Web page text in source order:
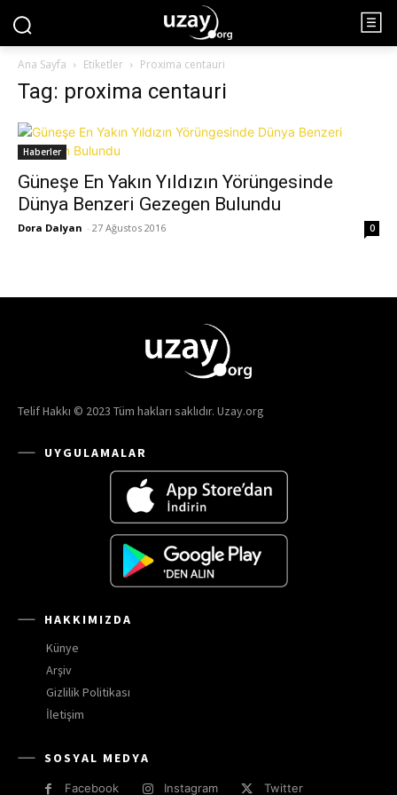
Ana Sayfa Etiketler Proxima centauri
Tag: proxima centauri
Haberler
Güneşe En Yakın Yıldızın Yörüngesinde
Dünya Benzeri Gezegen Bulundu
Dora Dalyan - 27 Ağustos 2016 0
Telif Hakkı © 2023 Tüm hakları saklıdır. Uzay.org
UYGULAMALAR
HAKKIMIZDA
Künye
Arşiv
Gizlilik Politikası
İletişim
SOSYAL MEDYA
Facebook Instagram Twitter